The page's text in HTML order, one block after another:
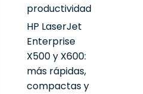
productividad
HP LaserJet
Enterprise
X500 y X600:
más rápidas,
compactas y